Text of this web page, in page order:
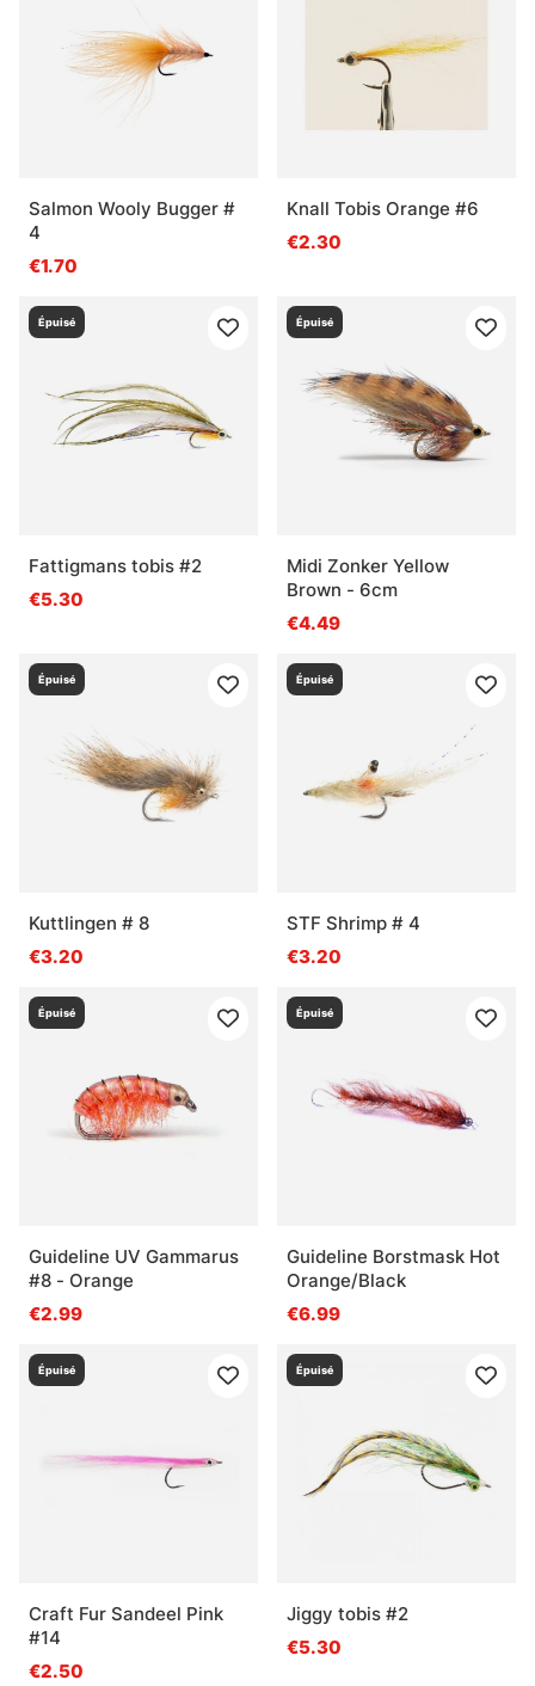
Salmon Wooly Bugger #
4
€1.70
Knall Tobis Orange #6
€2.30
Épuisé
Fattigmans tobis #2
€5.30
Épuisé
Midi Zonker Yellow
Brown - 6cm
€4.49
Épuisé
Kuttlingen # 8
€3.20
Épuisé
STF Shrimp # 4
€3.20
Épuisé
Guideline UV Gammarus
#8 - Orange
€2.99
Épuisé
Guideline Borstmask Hot
Orange/Black
€6.99
Épuisé
Craft Fur Sandeel Pink
#14
€2.50
Épuisé
Jiggy tobis #2
€5.30